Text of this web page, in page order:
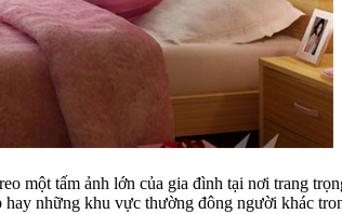
một tấm ảnh lớn của gia đình tại nơi trang
những khu vực thường đông người khác